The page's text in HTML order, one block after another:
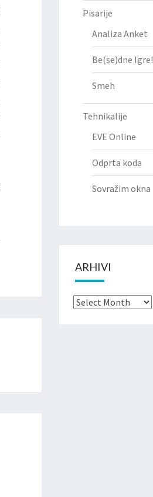
Pisarije
Analiza Anket
Be(se)dne Igre!
Smeh
Tehnikalije
EVE Online
Odprta koda
Sovražim okna
ARHIVI
Arhivi